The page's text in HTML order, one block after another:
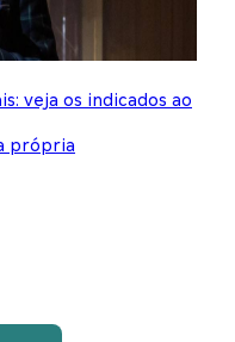
veja os indicados ao
própria